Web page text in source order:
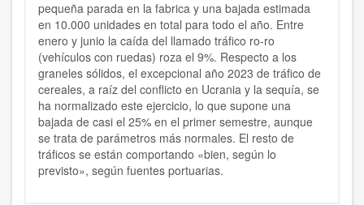
pequeña parada en la fabrica y una bajada estimada
en 10.000 unidades en total para todo el año. Entre
enero y junio la caída del llamado tráfico ro-ro
(vehículos con ruedas) roza el 9%. Respecto a los
graneles sólidos, el excepcional año 2023 de tráfico de
cereales, a raíz del conflicto en Ucrania y la sequía, se
ha normalizado este ejercicio, lo que supone una
bajada de casi el 25% en el primer semestre, aunque
se trata de parámetros más normales. El resto de
tráficos se están comportando «bien, según lo
previsto», según fuentes portuarias.